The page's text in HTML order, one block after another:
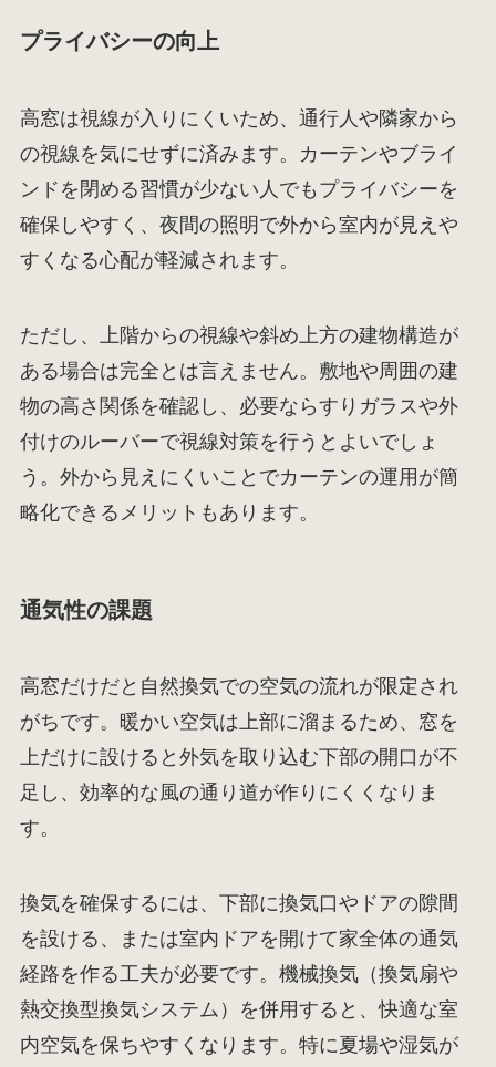
プライバシーの向上
高窓は視線が入りにくいため、通行人や隣家から
の視線を気にせずに済みます。カーテンやブライ
ンドを閉める習慣が少ない人でもプライバシーを
確保しやすく、夜間の照明で外から室内が見えや
すくなる心配が軽減されます。
ただし、上階からの視線や斜め上方の建物構造が
ある場合は完全とは言えません。敷地や周囲の建
物の高さ関係を確認し、必要ならすりガラスや外
付けのルーバーで視線対策を行うとよいでしょ
う。外から見えにくいことでカーテンの運用が簡
略化できるメリットもあります。
通気性の課題
高窓だけだと自然換気での空気の流れが限定され
がちです。暖かい空気は上部に溜まるため、窓を
上だけに設けると外気を取り込む下部の開口が不
足し、効率的な風の通り道が作りにくくなりま
す。
換気を確保するには、下部に換気口やドアの隙間
を設ける、または室内ドアを開けて家全体の通気
経路を作る工夫が必要です。機械換気（換気扇や
熱交換型換気システム）を併用すると、快適な室
内空気を保ちやすくなります。特に夏場や湿気が